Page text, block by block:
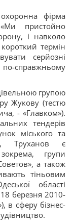
фірма
пристойно
і навколо
термін
серйозні
справжньому
групою
Жукову (тестю
- «Главком»).
тендерів
міського та
Труханов є
групи
а також
тіньовим
області
березня 2010-
в сферу бізнес-